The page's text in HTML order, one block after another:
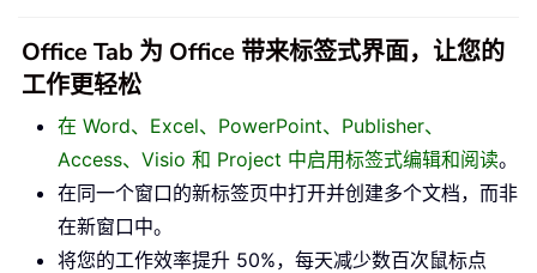
Office Tab 为 Office 带来标签式界面，让您的
工作更轻松
在 Word、Excel、PowerPoint、Publisher、
Access、Visio 和 Project 中启用标签式编辑和阅读。
在同一个窗口的新标签页中打开并创建多个文档，而非
在新窗口中。
将您的工作效率提升 50%，每天减少数百次鼠标点